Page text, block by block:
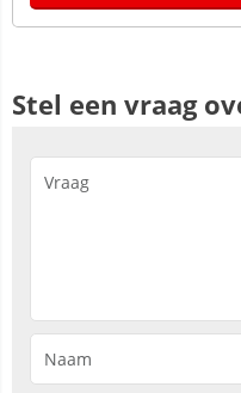
Stel een vraag